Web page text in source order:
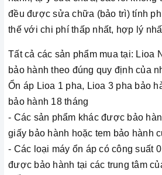
đều được sửa chữa (bảo trì) tính
thế với chi phí thấp nhất, hợp lý
Tất cả các sản phẩm mua tại: Lioa
bảo hành theo đúng quy định của
Ổn áp Lioa 1 pha, Lioa 3 pha bảo
bảo hành 18 tháng
- Các sản phẩm khác được bảo
giấy bảo hành hoặc tem bảo hành
- Các loại máy ổn áp có công suất
được bảo hành tại các trung tâm